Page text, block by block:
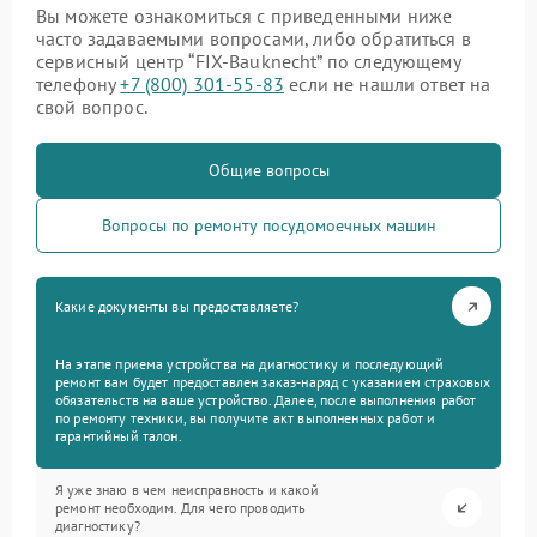
Вы можете ознакомиться с приведенными ниже
часто задаваемыми вопросами, либо обратиться в
сервисный центр “FIX-Bauknecht” по следующему
телефону+7 (800) 301-55-83 если не нашли ответ на
свой вопрос.
Общие вопросы
Вопросы по ремонту посудомоечных машин
Какие документы вы предоставляете?
На этапе приема устройства на диагностику и последующий
ремонт вам будет предоставлен заказ-наряд с указанием страховых
обязательств на ваше устройство. Далее, после выполнения работ
по ремонту техники, вы получите акт выполненных работ и
гарантийный талон.
Я уже знаю в чем неисправность и какой
ремонт необходим. Для чего проводить
диагностику?